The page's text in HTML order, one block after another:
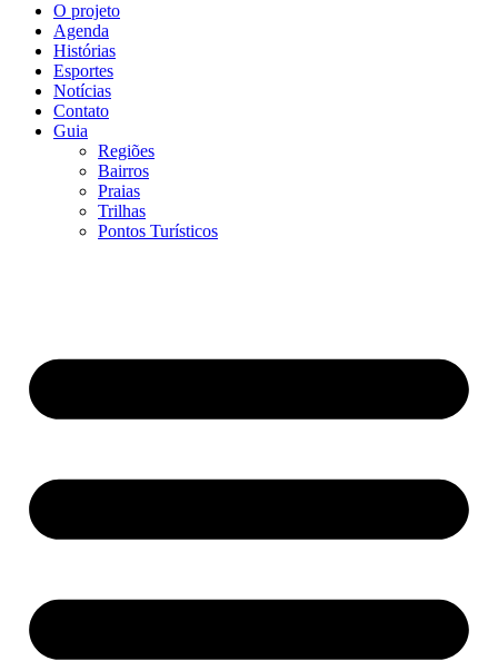
O projeto
Agenda
Histórias
Esportes
Notícias
Contato
Guia
Regiões
Bairros
Praias
Trilhas
Pontos Turísticos